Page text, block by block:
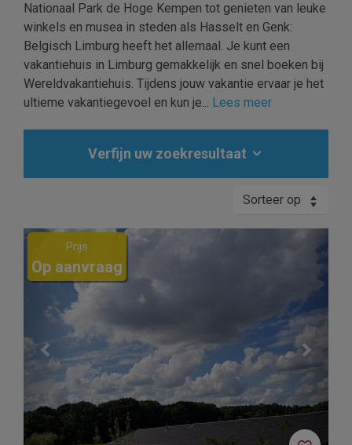
Nationaal Park de Hoge Kempen tot genieten van leuke
winkels en musea in steden als Hasselt en Genk:
Belgisch Limburg heeft het allemaal. Je kunt een
vakantiehuis in Limburg gemakkelijk en snel boeken bij
Wereldvakantiehuis. Tijdens jouw vakantie ervaar je het
ultieme vakantiegevoel en kun je... Lees meer
Verfijn uw zoekresultaat
Sorteer op
Previous
Prijs
Op aanvraag